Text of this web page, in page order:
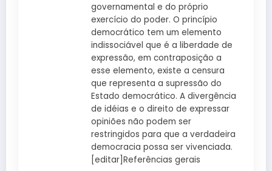
governamental e do próprio
exercício do poder. O princípio
democrático tem um elemento
indissociável que é a liberdade de
expressão, em contraposição a
esse elemento, existe a censura
que representa a supressão do
Estado democrático. A divergência
de idéias e o direito de expressar
opiniões não podem ser
restringidos para que a verdadeira
democracia possa ser vivenciada.
[editar]Referências gerais